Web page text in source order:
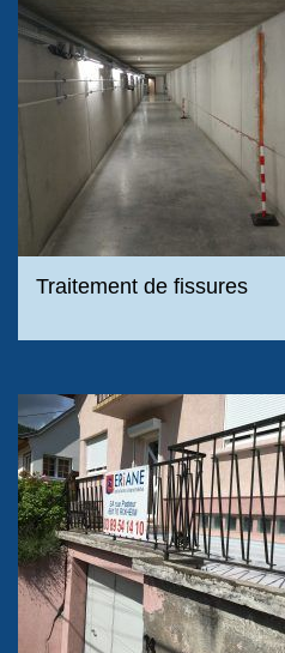
Traitement de fissures